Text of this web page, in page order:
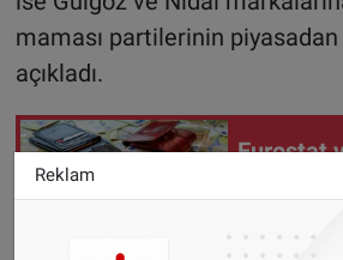
maması partilerinin
açıkladı.
Eurostat
sıraya
Reklam